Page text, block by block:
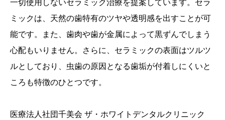
ミックは、天然の歯特有のツヤや透明感を出すことが可
能です。また、歯肉や歯が金属によって黒ずんでしまう
心配もいりません。さらに、セラミックの表面はツルツ
ルとしており、虫歯の原因となる歯垢が付着しにくいと
ころも特徴のひとつです。
医療法人社団千美会 ザ・ホワイトデンタルクリニック